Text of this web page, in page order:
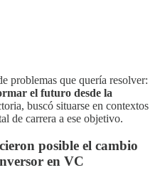
problemas que quería resolver:
el futuro desde la
buscó situarse en contextos
de carrera a ese objetivo.
posible el cambio
en VC